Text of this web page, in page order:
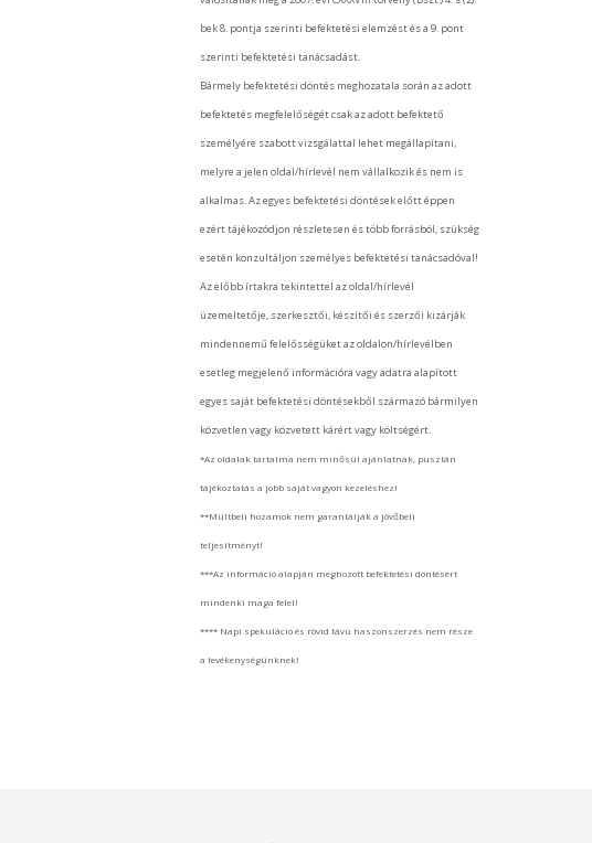
bek 8. pontja szerinti befektetési elemzést és a 9. pont
szerinti befektetési tanácsadást.
Bármely befektetési döntés meghozatala során az adott
befektetés megfelelőségét csak az adott befektető
személyére szabott vizsgálattal lehet megállapítani,
melyre a jelen oldal/hírlevél nem vállalkozik és nem is
alkalmas. Az egyes befektetési döntések előtt éppen
ezért tájékozódjon részletesen és több forrásból, szükség
esetén konzultáljon személyes befektetési tanácsadóval!
Az előbb írtakra tekintettel az oldal/hírlevél
üzemeltetője, szerkesztői, készítői és szerzői kizárják
mindennemű felelősségüket az oldalon/hírlevélben
esetleg megjelenő információra vagy adatra alapított
egyes saját befektetési döntésekből származó bármilyen
közvetlen vagy közvetett kárért vagy költségért.
*Az oldalak tartalma nem minősül ajánlatnak, pusztán
tájékoztatás a jobb saját vagyon kezeléshez!
**Múltbeli hozamok nem garantálják a jövőbeli
teljesítményt!
***Az információ alapján meghozott befektetési döntésért
mindenki maga felel!
**** Napi spekuláció és rövid távú haszonszerzés nem része
a tevékenységünknek!